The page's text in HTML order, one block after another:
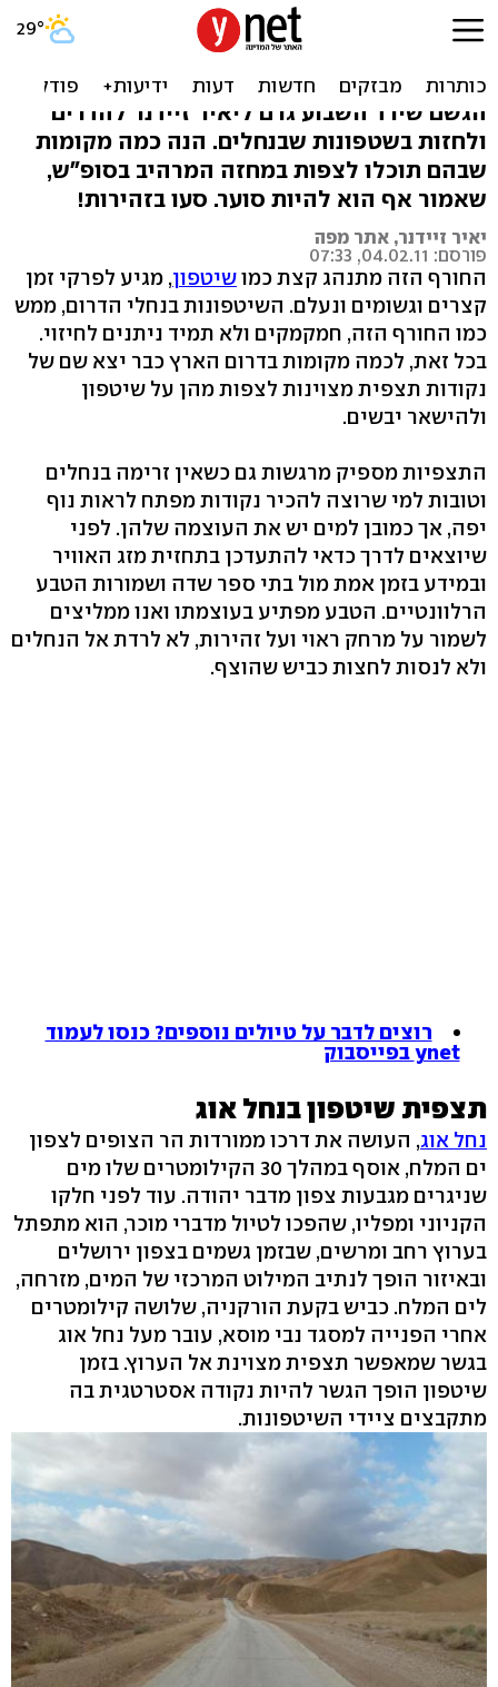
זִרְמו איתנו: אל נחלי הדרום
בעקבות השטפונות
הגשם שירד השבוע גרם ליאיר זיידנר להדרים
ולחזות בשטפונות שבנחלים. הנה כמה מקומות
שבהם תוכלו לצפות במחזה המרהיב בסופ"ש,
שאמור אף הוא להיות סוער. סעו בזהירות!
יאיר זיידנר, אתר מפה
פורסם: 04.02.11, 07:33
החורף הזה מתנהג קצת כמושיטפון, מגיע לפרקי זמן
קצרים וגשומים ונעלם. השיטפונות בנחלי הדרום, ממש
כמו החורף הזה, חמקמקים ולא תמיד ניתנים לחיזוי.
בכל זאת, לכמה מקומות בדרום הארץ כבר יצא שם של
נקודות תצפית מצוינות לצפות מהן על שיטפון
ולהישאר יבשים.
התצפיות מספיק מרגשות גם כשאין זרימה בנחלים
וטובות למי שרוצה להכיר נקודות מפתח לראות נוף
יפה, אך כמובן למים יש את העוצמה שלהן. לפני
שיוצאים לדרך כדאי להתעדכן בתחזית מזג האוויר
ובמידע בזמן אמת מול בתי ספר שדה ושמורות הטבע
הרלוונטיים. הטבע מפתיע בעוצמתו ואנו ממליצים
לשמור על מרחק ראוי ועל זהירות, לא לרדת אל הנחלים
ולא לנסות לחצות כביש שהוצף.
רוצים לדבר על טיולים נוספים? כנסו לעמוד
ynet בפייסבוק
תצפית שיטפון בנחל אוג
נחל אוג, העושה את דרכו ממורדות הר הצופים לצפון
ים המלח, אוסף במהלך 30 הקילומטרים שלו מים
שניגרים מגבעות צפון מדבר יהודה. עוד לפני חלקו
הקניוני ומפליו, שהפכו לטיול מדברי מוכר, הוא מתפתל
בערוץ רחב ומרשים, שבזמן גשמים בצפון ירושלים
ובאיזור הופך לנתיב המילוט המרכזי של המים, מזרחה,
לים המלח. כביש בקעת הורקניה, שלושה קילומטרים
אחרי הפנייה למסגד נבי מוסא, עובר מעל נחל אוג
בגשר שמאפשר תצפית מצוינת אל הערוץ. בזמן
שיטפון הופך הגשר להיות נקודה אסטרטגית בה
מתקבצים ציידי השיטפונות.